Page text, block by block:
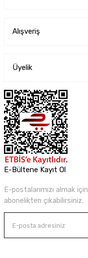
Alışveriş
Üyelik
E-Bültene Kayıt Ol
E-postalarımızı almak
abonelikten çıkabilirsiniz.